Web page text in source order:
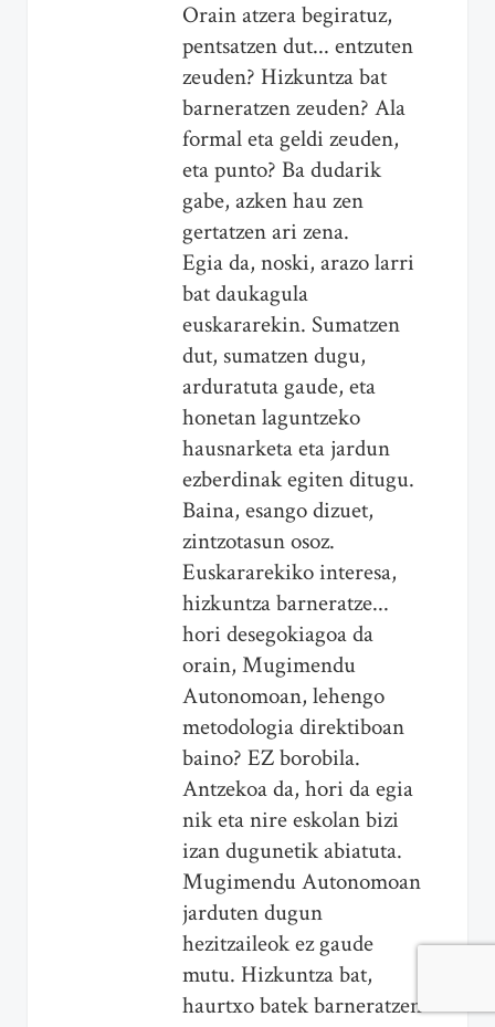
Orain atzera begiratuz,
pentsatzen dut... entzuten
zeuden? Hizkuntza bat
barneratzen zeuden? Ala
formal eta geldi zeuden,
eta punto? Ba dudarik
gabe, azken hau zen
gertatzen ari zena.
Egia da, noski, arazo larri
bat daukagula
euskararekin. Sumatzen
dut, sumatzen dugu,
arduratuta gaude, eta
honetan laguntzeko
hausnarketa eta jardun
ezberdinak egiten ditugu.
Baina, esango dizuet,
zintzotasun osoz.
Euskararekiko interesa,
hizkuntza barneratze...
hori desegokiagoa da
orain, Mugimendu
Autonomoan, lehengo
metodologia direktiboan
baino? EZ borobila.
Antzekoa da, hori da egia
nik eta nire eskolan bizi
izan dugunetik abiatuta.
Mugimendu Autonomoan
jarduten dugun
hezitzaileok ez gaude
mutu. Hizkuntza bat,
haurtxo batek barneratzen